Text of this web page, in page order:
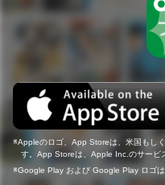
Appleのロゴ、App Storeは、米国もし
す。App Storeは、Apple Inc.のサービ
Google Play および Google Play ロゴ